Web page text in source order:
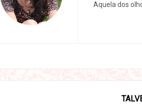
Aquela dos